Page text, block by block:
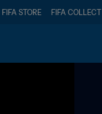
FIFA STORE FIFA COLLECT